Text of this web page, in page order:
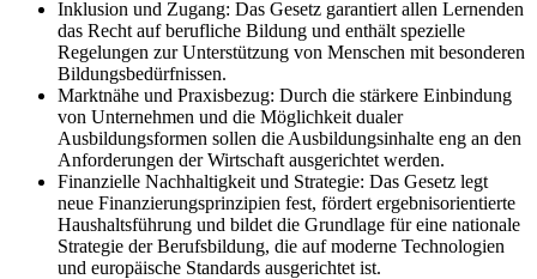
Inklusion und Zugang: Das Gesetz garantiert allen Lernenden
das Recht auf berufliche Bildung und enthält spezielle
Regelungen zur Unterstützung von Menschen mit besonderen
Bildungsbedürfnissen.
Marktnähe und Praxisbezug: Durch die stärkere Einbindung
von Unternehmen und die Möglichkeit dualer
Ausbildungsformen sollen die Ausbildungsinhalte eng an den
Anforderungen der Wirtschaft ausgerichtet werden.
Finanzielle Nachhaltigkeit und Strategie: Das Gesetz legt
neue Finanzierungsprinzipien fest, fördert ergebnisorientierte
Haushaltsführung und bildet die Grundlage für eine nationale
Strategie der Berufsbildung, die auf moderne Technologien
und europäische Standards ausgerichtet ist.